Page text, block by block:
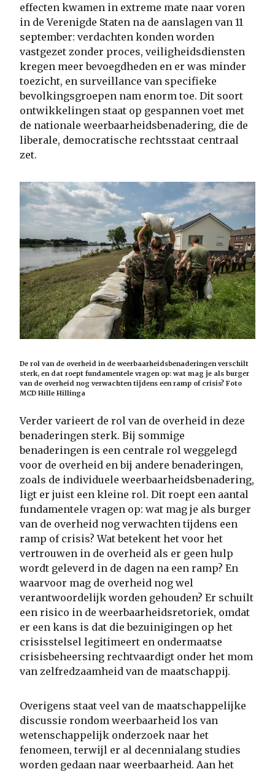
effecten kwamen in extreme mate naar voren
in de Verenigde Staten na de aanslagen van 11
september: verdachten konden worden
vastgezet zonder proces, veiligheidsdiensten
kregen meer bevoegdheden en er was minder
toezicht, en surveillance van specifieke
bevolkingsgroepen nam enorm toe. Dit soort
ontwikkelingen staat op gespannen voet met
de nationale weerbaarheidsbenadering, die de
liberale, democratische rechtsstaat centraal
zet.
De rol van de overheid in de weerbaarheidsbenaderingen verschilt
sterk, en dat roept fundamentele vragen op: wat mag je als burger
van de overheid nog verwachten tijdens een ramp of crisis? Foto
MCD Hille Hillinga
Verder varieert de rol van de overheid in deze
benaderingen sterk. Bij sommige
benaderingen is een centrale rol weggelegd
voor de overheid en bij andere benaderingen,
zoals de individuele weerbaarheidsbenadering,
ligt er juist een kleine rol. Dit roept een aantal
fundamentele vragen op: wat mag je als burger
van de overheid nog verwachten tijdens een
ramp of crisis? Wat betekent het voor het
vertrouwen in de overheid als er geen hulp
wordt geleverd in de dagen na een ramp? En
waarvoor mag de overheid nog wel
verantwoordelijk worden gehouden? Er schuilt
een risico in de weerbaarheidsretoriek, omdat
er een kans is dat die bezuinigingen op het
crisisstelsel legitimeert en ondermaatse
crisisbeheersing rechtvaardigt onder het mom
van zelfredzaamheid van de maatschappij.
Overigens staat veel van de maatschappelijke
discussie rondom weerbaarheid los van
wetenschappelijk onderzoek naar het
fenomeen, terwijl er al decennialang studies
worden gedaan naar weerbaarheid. Aan het